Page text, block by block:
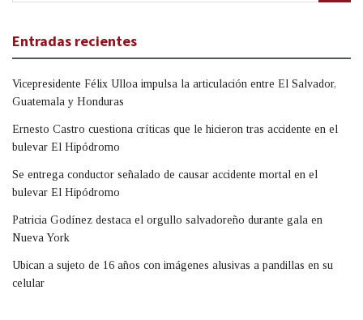
Entradas recientes
Vicepresidente Félix Ulloa impulsa la articulación entre El Salvador,
Guatemala y Honduras
Ernesto Castro cuestiona críticas que le hicieron tras accidente en el
bulevar El Hipódromo
Se entrega conductor señalado de causar accidente mortal en el
bulevar El Hipódromo
Patricia Godínez destaca el orgullo salvadoreño durante gala en
Nueva York
Ubican a sujeto de 16 años con imágenes alusivas a pandillas en su
celular